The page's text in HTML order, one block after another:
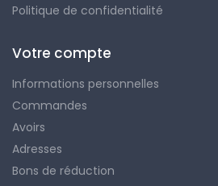
Politique de confidentialité
Votre compte
Informations personnelles
Commandes
Avoirs
Adresses
Bons de réduction